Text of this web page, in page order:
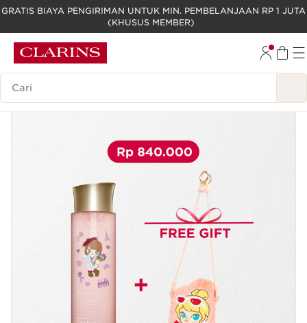
LEWATI KE KONTEN
GO TO FOOTER
GRATIS BIAYA PENGIRIMAN UNTUK MIN. PEMBELANJAAN RP 1 JUTA
(KHUSUS MEMBER)
Legenda Pencarian